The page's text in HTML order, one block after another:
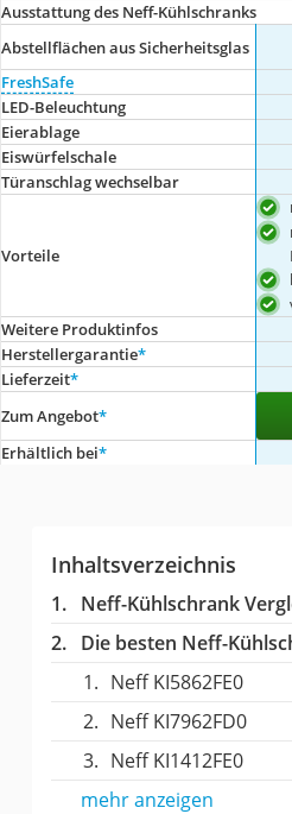
Ausstattung des Neff-Kühlschranks
Abstellflächen aus Sicherheitsglas
FreshSafe
LED-Beleuchtung
Eierablage
Eiswürfelschale
Türanschlag wechselbar
Vorteile
Weitere Produktinfos
Herstellergarantie*
Lieferzeit*
Zum Angebot*
Erhältlich bei*
Inhaltsverzeichnis
Neff-Kühlschrank
Die besten Neff-
Neff KI5862FE0
Neff KI7962FD0
Neff KI1412FE0
mehr anzeigen